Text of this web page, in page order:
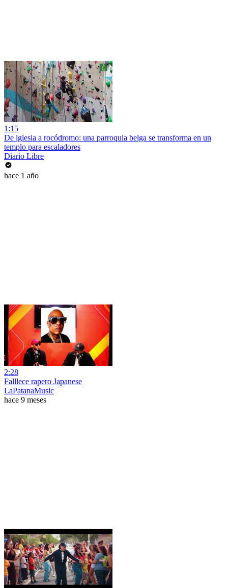
1:15
De iglesia a rocódromo: una parroquia belga se transforma en un
templo para escaladores
Diario Libre
hace 1 año
2:28
Falllece rapero Japanese
LaPatanaMusic
hace 9 meses